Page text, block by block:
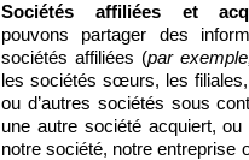
Sociétés affiliées et
pouvons partager des
sociétés affiliées (par
les sociétés sœurs, les
ou d’autres sociétés sous
une autre société acquiert, ou
notre société, notre entreprise